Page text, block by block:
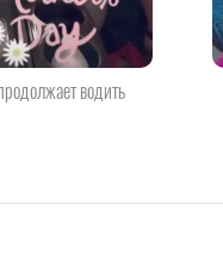
водить